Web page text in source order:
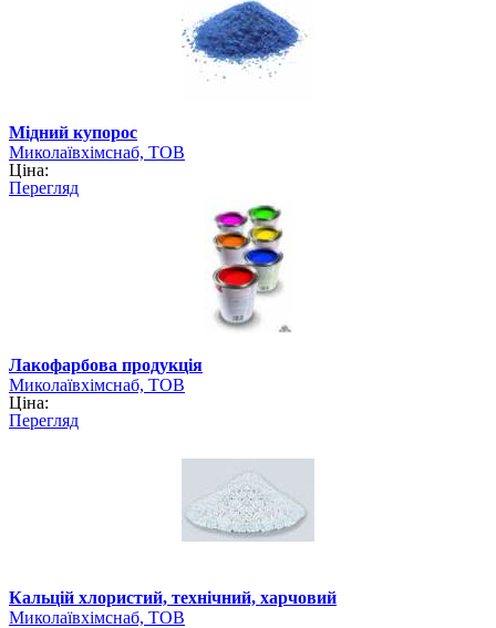
Мідний купорос
Миколаївхімснаб, ТОВ
Ціна:
Перегляд
Лакофарбова продукція
Миколаївхімснаб, ТОВ
Ціна:
Перегляд
Кальцій хлористий, технічний, харчовий
Миколаївхімснаб, ТОВ